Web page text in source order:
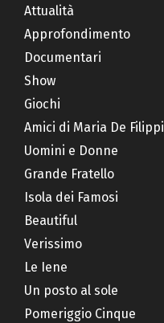
Attualità
Approfondimento
Documentari
Show
Giochi
Amici di Maria De Filippi
Uomini e Donne
Grande Fratello
Isola dei Famosi
Beautiful
Verissimo
Le Iene
Un posto al sole
Pomeriggio Cinque